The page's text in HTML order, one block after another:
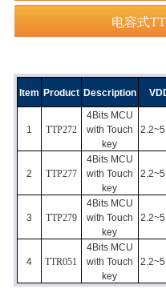
电容式
Item Product Description
1 TTP272
4Bits MCU
with Touch
key
2 TTP277
4Bits MCU
with Touch
key
3 TTP279
4Bits MCU
with Touch
key
4 TTR051
4Bits MCU
with Touch
key